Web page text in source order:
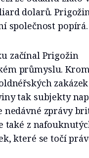
dolarů.
společnost popírá.
začínal Prigožin
průmyslu.
tak subjekty
nedávné zprávy
také z
které se točí